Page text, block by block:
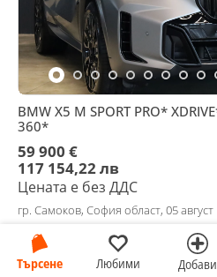
Търсене Любими Добави
BMW X5 M SPORT PRO* XDRIVE* CARBON* PANORAMA*
360*
59 900 €
117 154,22 лв
Цената е без ДДС
гр. Самоков, София област, 05 август